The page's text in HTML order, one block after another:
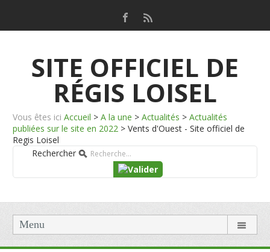
SITE OFFICIEL DE
RÉGIS LOISEL
Vous êtes ici Accueil > A la une > Actualités > Actualités
publiées sur le site en 2022 > Vents d'Ouest - Site officiel de
Regis Loisel
Rechercher
Menu